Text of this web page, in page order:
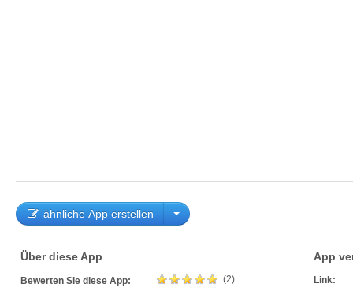
ähnliche App erstellen
Über diese App
Bewerten Sie diese App: (2)
App
Link: